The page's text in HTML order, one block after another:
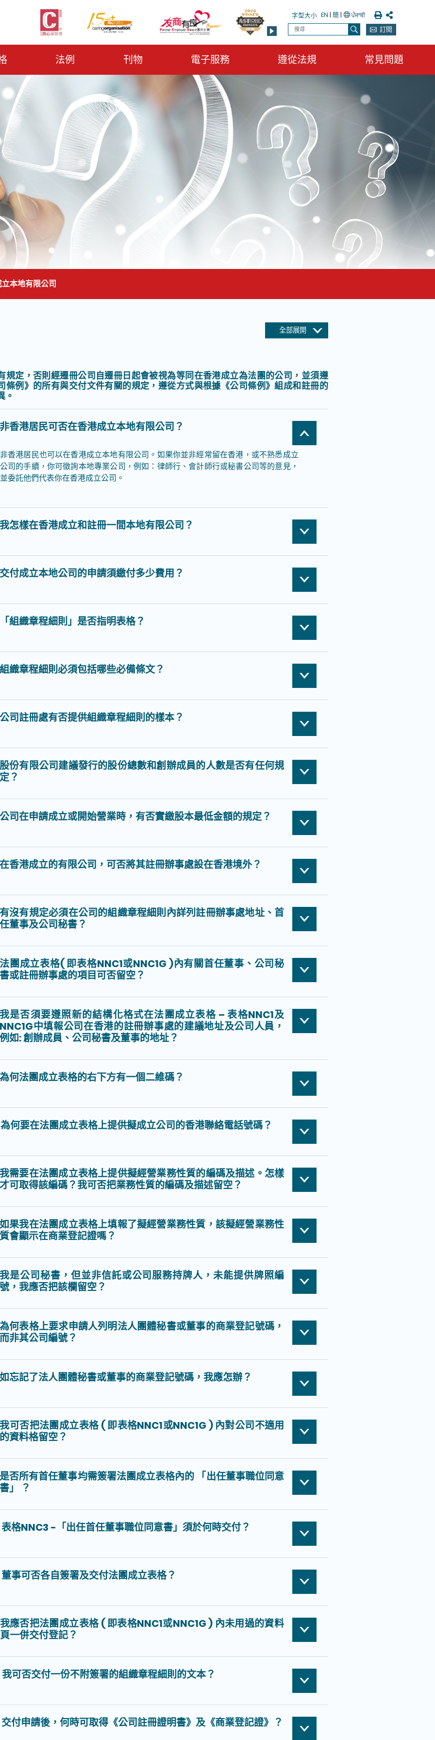
字型大小 EN | 簡| 列印 分享
搜尋
搜尋 訂閱
法例 刊物 電子服務 遵從法規 常見問題
本地有限公司
全部展開
規定，否則經遷冊公司自遷冊日起會被視為等同在香港成立為法團的公司，並須遵
條例》的所有與交付文件有關的規定，遵從方式與根據《公司條例》組成和註冊的
。
非香港居民可否在香港成立本地有限公司？
非香港居民也可以在香港成立本地有限公司。如果你並非經常留在香港，或不熟悉成立
公司的手續，你可徵詢本地專業公司，例如：律師行、會計師行或秘書公司等的意見，
並委託他們代表你在香港成立公司。
我怎樣在香港成立和註冊一間本地有限公司？
交付成立本地公司的申請須繳付多少費用？
「組織章程細則」是否指明表格？
組織章程細則必須包括哪些必備條文？
公司註冊處有否提供組織章程細則的樣本？
股份有限公司建議發行的股份總數和創辦成員的人數是否有任何規
定？
公司在申請成立或開始營業時，有否實繳股本最低金額的規定？
在香港成立的有限公司，可否將其註冊辦事處設在香港境外？
有沒有規定必須在公司的組織章程細則內詳列註冊辦事處地址、首
任董事及公司秘書？
法團成立表格( 即表格NNC1或NNC1G )內有關首任董事、公司秘
書或註冊辦事處的項目可否留空？
我是否須要遵照新的結構化格式在法團成立表格 – 表格NNC1及
NNC1G中填報公司在香港的註冊辦事處的建議地址及公司人員，
例如: 創辦成員、公司秘書及董事的地址？
為何法團成立表格的右下方有一個二維碼？
為何要在法團成立表格上提供擬成立公司的香港聯絡電話號碼？
我需要在法團成立表格上提供擬經營業務性質的編碼及描述。怎樣
才可取得該編碼？我可否把業務性質的編碼及描述留空？
如果我在法團成立表格上填報了擬經營業務性質，該擬經營業務性
質會顯示在商業登記證嗎？
我是公司秘書，但並非信託或公司服務持牌人，未能提供牌照編
號，我應否把該欄留空？
為何表格上要求申請人列明法人團體秘書或董事的商業登記號碼，
而非其公司編號？
如忘記了法人團體秘書或董事的商業登記號碼，我應怎辦？
我可否把法團成立表格 ( 即表格NNC1或NNC1G ) 內對公司不適用
的資料格留空？
是否所有首任董事均需簽署法團成立表格內的 「出任董事職位同意
書」 ？
表格NNC3 -「出任首任董事職位同意書」須於何時交付？
董事可否各自簽署及交付法團成立表格？
我應否把法團成立表格 ( 即表格NNC1或NNC1G ) 內未用過的資料
頁一併交付登記？
我可否交付一份不附簽署的組織章程細則的文本？
交付申請後，何時可取得《公司註冊證明書》及《商業登記證》？